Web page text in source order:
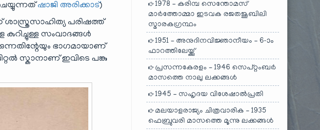
ഷാജി അരിക്കാട്)
പരിഷത്ത്
സംവാദങ്ങൾ
ഭാഗമായാണ്
സ്കാനാണ് ഇവിടെ പങ്കു
1978 – കരിമ്പ സെന്തോമസ്
മാർത്തോമ്മാ ഇടവക രജതജൂബിലി
സ്മാരകഗ്രന്ഥം
1951 – അനുദിനവിജ്ഞാനീയം – 6-ാം
ഫാറത്തിലേയ്ക്കു്
പ്രസന്നകേരളം – 1946 സെപ്റ്റംബർ
മാസത്തെ നാലു ലക്കങ്ങൾ
1945 – സഹൃദയ വിശേഷാൽപ്രതി
മലയാളരാജ്യം ചിത്രവാരിക – 1935
ഫെബ്രുവരി മാസത്തെ മൂന്നു ലക്കങ്ങൾ